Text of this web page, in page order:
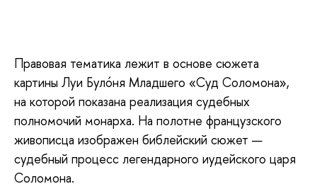
Правовая тематика лежит в основе сюжета
картины Луи Булóня Младшего «Суд Соломона»,
на которой показана реализация судебных
полномочий монарха. На полотне французского
живописца изображен библейский сюжет —
судебный процесс легендарного иудейского царя
Соломона.